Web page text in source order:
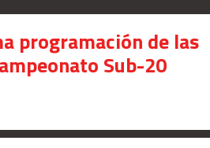
programación de las
Sub-20